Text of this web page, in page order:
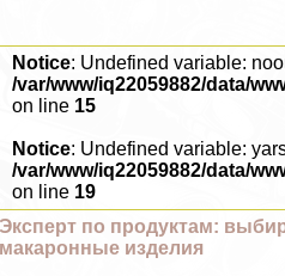
Notice: Undefined variable:
/var/www/iq22059882/data/
on line 15
Notice: Undefined variable:
/var/www/iq22059882/data/
on line 19
Эксперт по продуктам:
макаронные изделия